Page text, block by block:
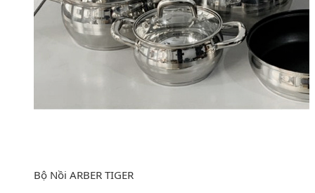
Bộ Nồi ARBER TIGER